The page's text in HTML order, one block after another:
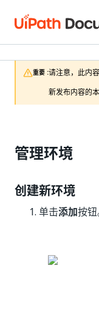
重要 :请注意，此内
新发布内容的
管理环境
创建新环境
单击添加按